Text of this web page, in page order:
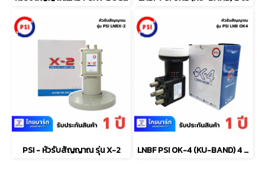
PSI - หัวรับสัญญาณ รุ่น X-2 LNBF PSI OK-4 (KU-BAND) 4 ขั้ว